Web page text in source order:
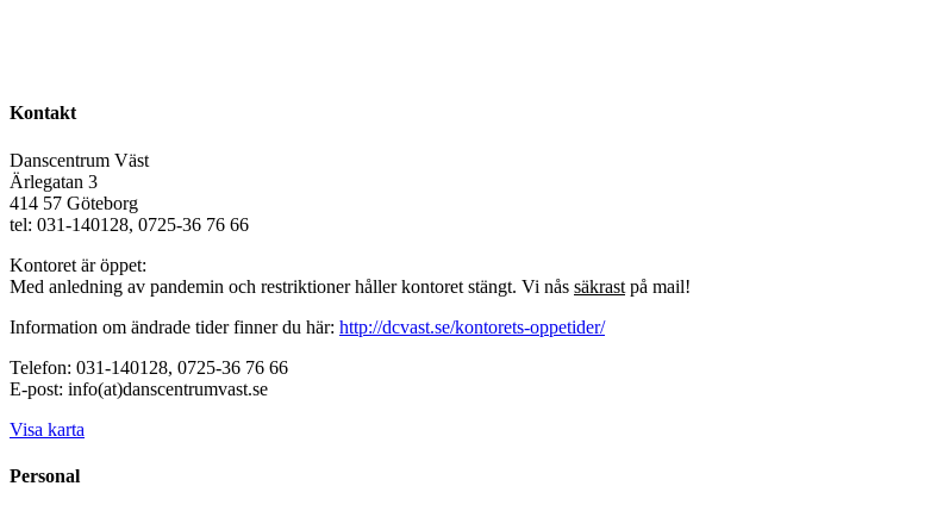
Kontakt
Danscentrum Väst
Ärlegatan 3
414 57 Göteborg
tel: 031-140128, 0725-36 76 66
Kontoret är öppet:
Med anledning av pandemin och restriktioner håller kontoret stängt. Vi nås säkrast på mail!
Information om ändrade tider finner du här: http://dcvast.se/kontorets-oppetider/
Telefon: 031-140128, 0725-36 76 66
E-post: info(at)danscentrumvast.se
Visa karta
Personal